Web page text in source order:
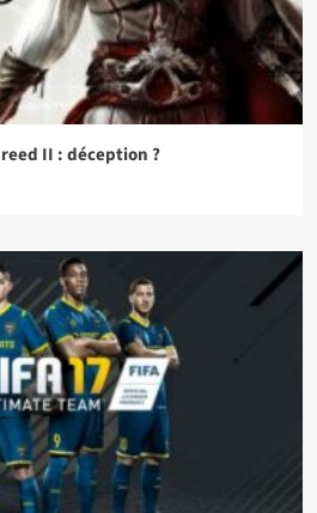
II : déception ?